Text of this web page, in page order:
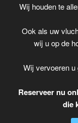
Wij houden te
Ook als uw
wij u op de
Wij vervoeren
Reserveer nu
die